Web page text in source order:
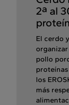
2ª al
El cerdo
pollo
los
más